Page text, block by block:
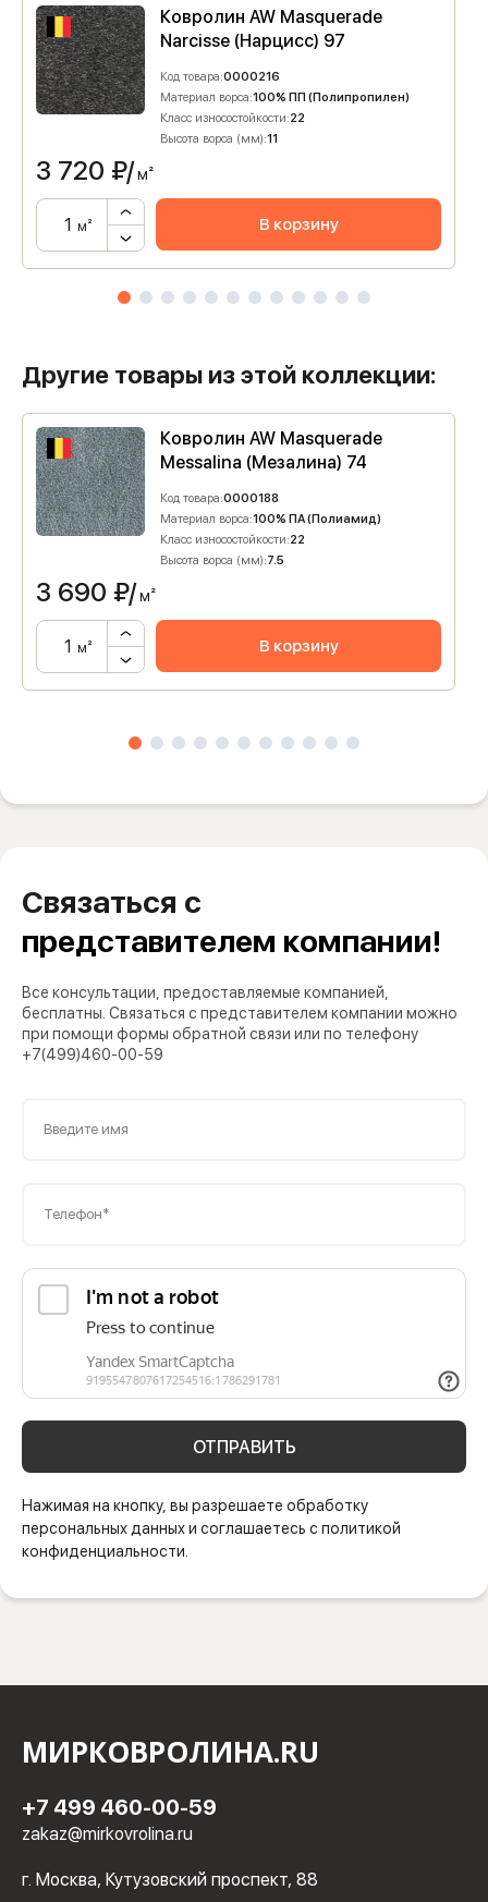
Ковролин AW Masquerade
Narcisse (Нарцисс) 97
Код товара:0000216
Материал ворса:100% ПП (Полипропилен)
Класс износостойкости:22
Высота ворса (мм):11
3 720 ₽/м²
м² В корзину
Другие товары из этой коллекции:
Ковролин AW Masquerade
Messalina (Мезалина) 74
Код товара:0000188
Материал ворса:100% ПА (Полиамид)
Класс износостойкости:22
Высота ворса (мм):7.5
3 690 ₽/м²
м² В корзину
Связаться с
представителем компании!
Все консультации, предоставляемые компанией,
бесплатны. Связаться с представителем компании можно
при помощи формы обратной связи или по телефону
+7(499)460-00-59
Введите имя
Телефон*
ОТПРАВИТЬ
Нажимая на кнопку, вы разрешаете обработку
персональных данных и соглашаетесь с политикой
конфиденциальности.
МИРКОВРОЛИНА.RU
+7 499 460-00-59
zakaz@mirkovrolina.ru
г. Москва, Кутузовский проспект, 88